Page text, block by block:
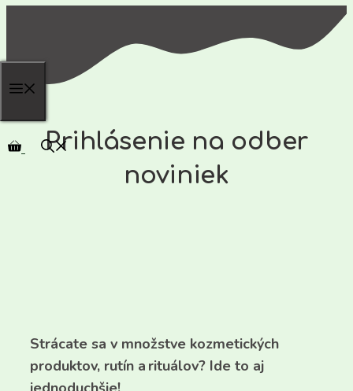
obsah
Prihlásenie na odber
noviniek
Strácate sa v množstve kozmetických
produktov, rutín a rituálov? Ide to aj